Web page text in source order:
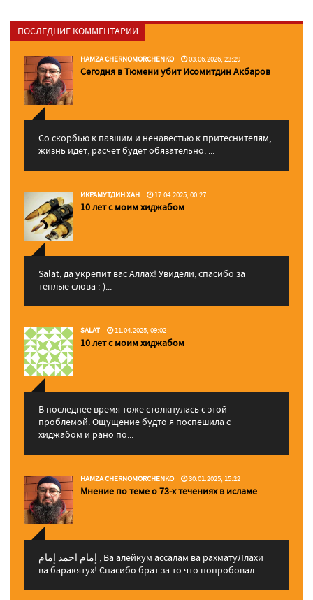
ПОСЛЕДНИЕ КОММЕНТАРИИ
HAMZA CHERNOMORCHENKO 03.06.2026, 23:29
Сегодня в Тюмени убит Исомитдин Акбаров
Со скорбью к павшим и ненавестью к притеснителям,
жизнь идет, расчет будет обязательно. ...
ИКРАМУТДИН ХАН 17.04.2025, 00:27
10 лет с моим хиджабом
Salat, да укрепит вас Аллаx! Увидели, спасибо за
теплые слова :-)...
SALAT 11.04.2025, 09:02
10 лет с моим хиджабом
В последнее время тоже столкнулась с этой
проблемой. Ощущение будто я поспешила с
хиджабом и рано по...
HAMZA CHERNOMORCHENKO 30.01.2025, 15:22
Мнение по теме о 73-х течениях в исламе
إمام احمد إمام , Ва алейкум ассалам ва рахматуЛлахи
ва баракятух! Спасибо брат за то что попробовал ...